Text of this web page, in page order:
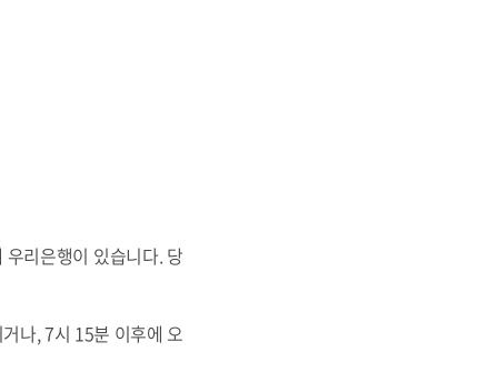
리은행이 있습니다. 당
나, 7시 15분 이후에 오